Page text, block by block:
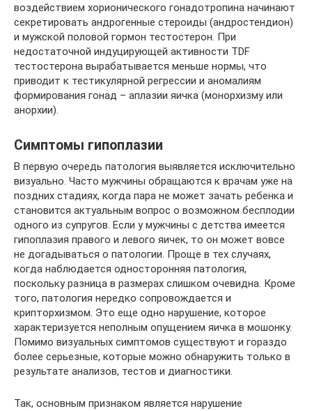
воздействием хорионического гонадотропина начинают
секретировать андрогенные стероиды (андростендион)
и мужской половой гормон тестостерон. При
недостаточной индуцирующей активности TDF
тестостерона вырабатывается меньше нормы, что
приводит к тестикулярной регрессии и аномалиям
формирования гонад – аплазии яичка (монорхизму или
анорхии).
Симптомы гипоплазии
В первую очередь патология выявляется исключительно
визуально. Часто мужчины обращаются к врачам уже на
поздних стадиях, когда пара не может зачать ребенка и
становится актуальным вопрос о возможном бесплодии
одного из супругов. Если у мужчины с детства имеется
гипоплазия правого и левого яичек, то он может вовсе
не догадываться о патологии. Проще в тех случаях,
когда наблюдается односторонняя патология,
поскольку разница в размерах слишком очевидна. Кроме
того, патология нередко сопровождается и
крипторхизмом. Это еще одно нарушение, которое
характеризуется неполным опущением яичка в мошонку.
Помимо визуальных симптомов существуют и гораздо
более серьезные, которые можно обнаружить только в
результате анализов, тестов и диагностики.
Так, основным признаком является нарушение